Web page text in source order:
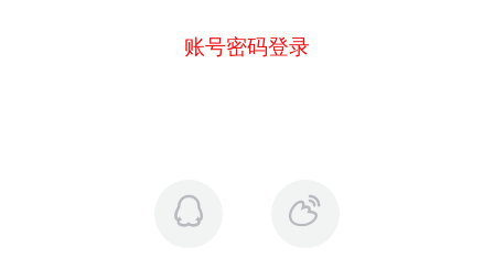
账号密码登录